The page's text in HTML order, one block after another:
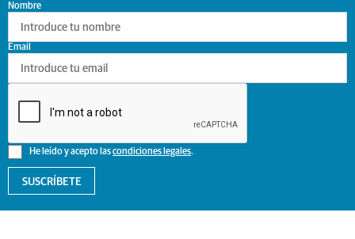
Nombre
He leído y acepto lascondiciones legales.
Email
SUSCRÍBETE